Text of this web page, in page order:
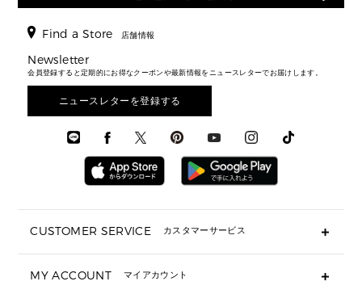
ウェア
アクセサリー
時計・ジュエリー
アクセサリー
メンズ バッグ
メンズ 財布・小物
メンズ シューズ
メンズ ウェア
メンズ 時計・その他
▶ メンズすべて
メンズ財布・小物
メンズアクセサリー
メンズウェア
トラベル
3 IN 1 / 2 IN 1 バッグ
▶ メンズすべて
長財布
▶ メンズすべて
ジャケット・アウター
▶ メンズすべて
▶ メンズすべて
▶ バッグすべて
通勤・通学アイテム
3 IN 1 バッグ
ミニ財布・フラグメントケース
▶ 小物すべて
定期ケース・カードケース・名刺入れ
▶ メンズすべて
財布・小物
時計・ジュエリー
アクセサリー
エディターレビュー
Find a Store 店舗情報
Newsletter
会員登録すると定期的にお得なクーポンや最新情報をニュースレターでお届けします。
ニュースレターを登録する
CUSTOMER SERVICE カスタマーサービス
ギフト用にラッピングができますか？
MY ACCOUNT マイアカウント